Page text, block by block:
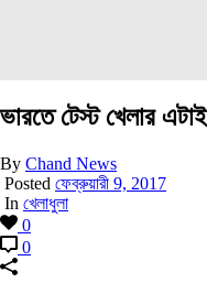
ভারতে টেস্ট খেলার
By Chand News
Posted ফেব্রুয়ারী 9, 2017
In খেলাধুলা
0
0